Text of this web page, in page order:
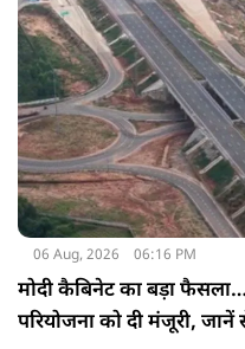
06 Aug, 2026 06:16 PM
मोदी कैबिनेट का बड़ा
परियोजना को दी मंजूरी,